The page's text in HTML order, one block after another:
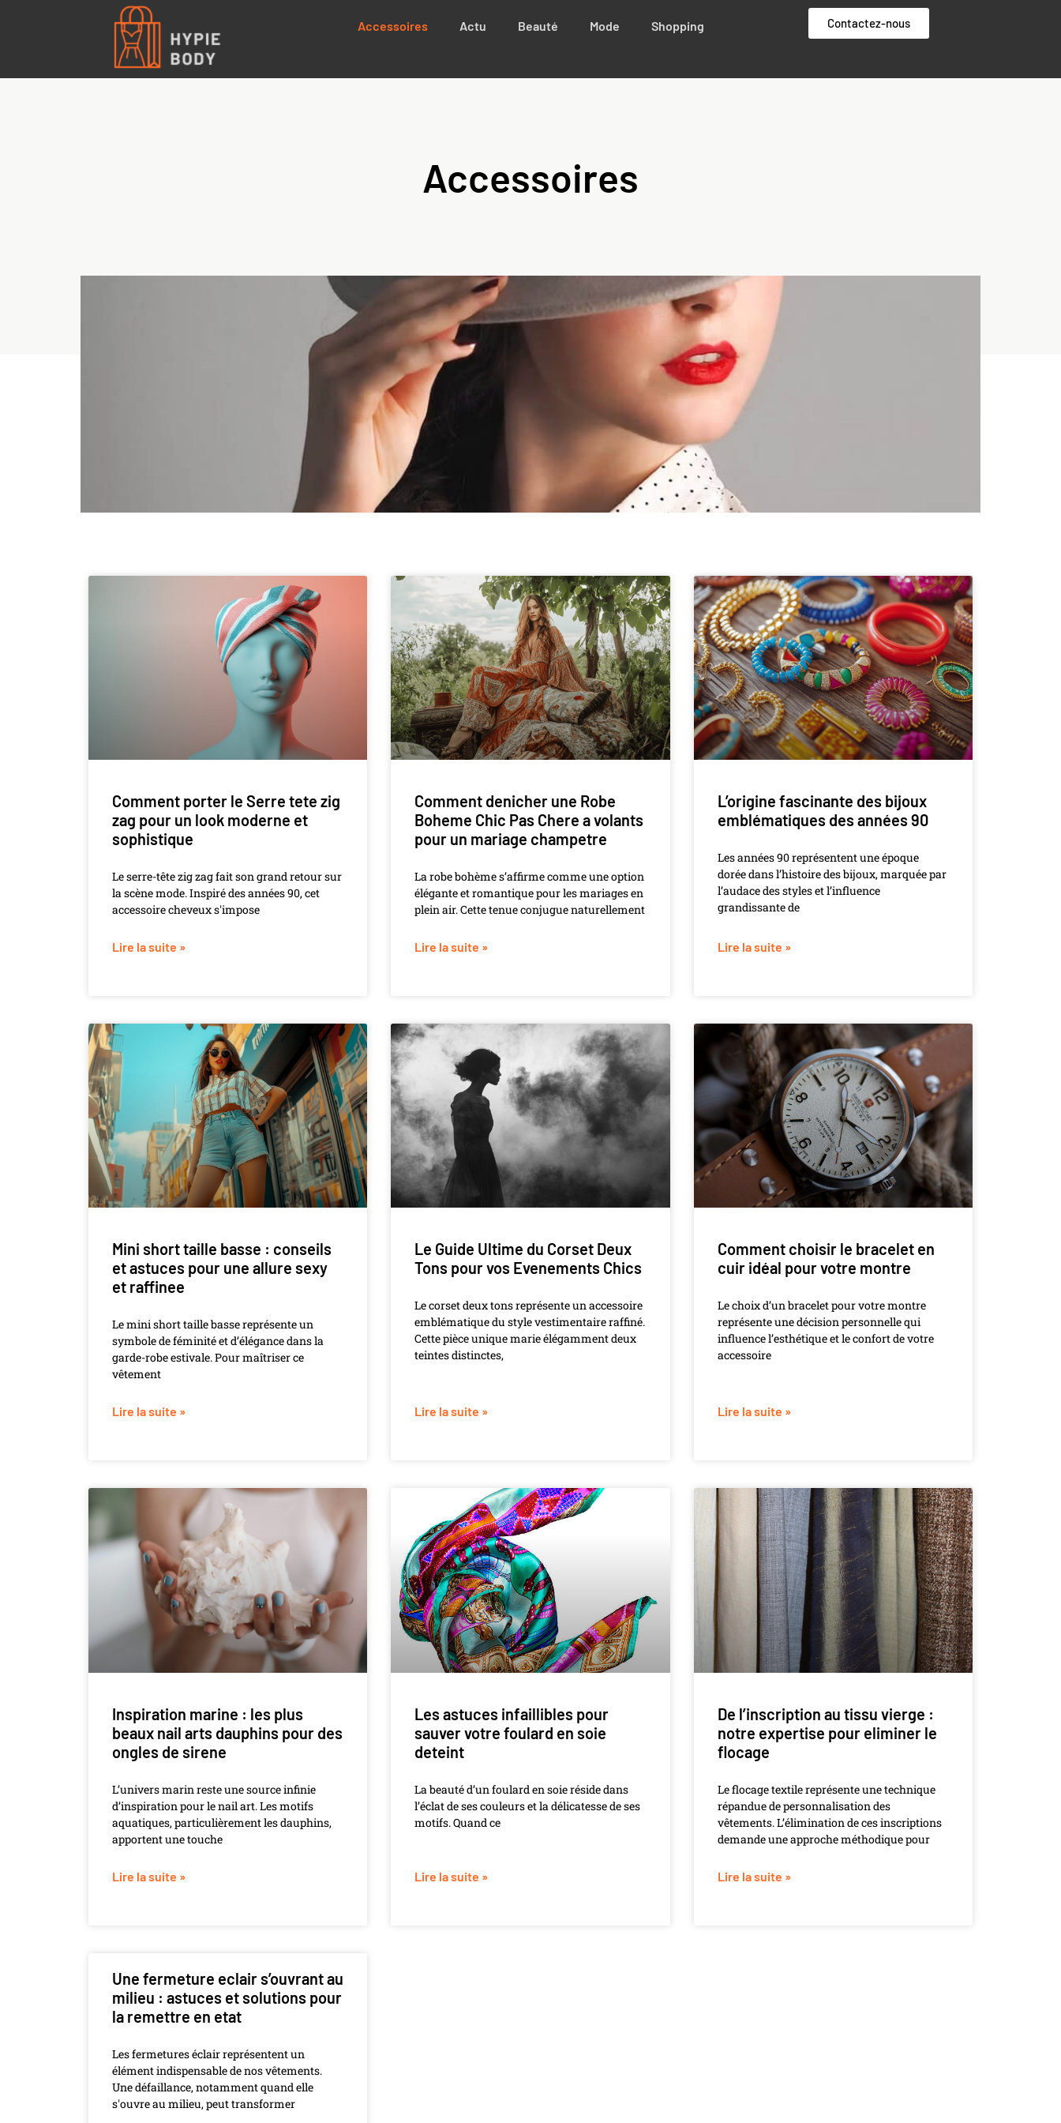
Accessoires Actu Beauté Mode Shopping Contactez-nous
Accessoires
Comment porter le Serre tete zig
zag pour un look moderne et
sophistique
Le serre-tête zig zag fait son grand retour sur
la scène mode. Inspiré des années 90, cet
accessoire cheveux s'impose
Lire la suite »
Comment denicher une Robe
Boheme Chic Pas Chere a volants
pour un mariage champetre
La robe bohème s’affirme comme une option
élégante et romantique pour les mariages en
plein air. Cette tenue conjugue naturellement
Lire la suite »
L’origine fascinante des bijoux
emblématiques des années 90
Les années 90 représentent une époque
dorée dans l’histoire des bijoux, marquée par
l’audace des styles et l’influence
grandissante de
Lire la suite »
Mini short taille basse : conseils
et astuces pour une allure sexy
et raffinee
Le mini short taille basse représente un
symbole de féminité et d’élégance dans la
garde-robe estivale. Pour maîtriser ce
vêtement
Lire la suite »
Le Guide Ultime du Corset Deux
Tons pour vos Evenements Chics
Le corset deux tons représente un accessoire
emblématique du style vestimentaire raffiné.
Cette pièce unique marie élégamment deux
teintes distinctes,
Lire la suite »
Comment choisir le bracelet en
cuir idéal pour votre montre
Le choix d’un bracelet pour votre montre
représente une décision personnelle qui
influence l’esthétique et le confort de votre
accessoire
Lire la suite »
Inspiration marine : les plus
beaux nail arts dauphins pour des
ongles de sirene
L’univers marin reste une source infinie
d’inspiration pour le nail art. Les motifs
aquatiques, particulièrement les dauphins,
apportent une touche
Lire la suite »
Les astuces infaillibles pour
sauver votre foulard en soie
deteint
La beauté d’un foulard en soie réside dans
l’éclat de ses couleurs et la délicatesse de ses
motifs. Quand ce
Lire la suite »
De l’inscription au tissu vierge :
notre expertise pour eliminer le
flocage
Le flocage textile représente une technique
répandue de personnalisation des
vêtements. L’élimination de ces inscriptions
demande une approche méthodique pour
Lire la suite »
Une fermeture eclair s’ouvrant au
milieu : astuces et solutions pour
la remettre en etat
Les fermetures éclair représentent un
élément indispensable de nos vêtements.
Une défaillance, notamment quand elle
s'ouvre au milieu, peut transformer